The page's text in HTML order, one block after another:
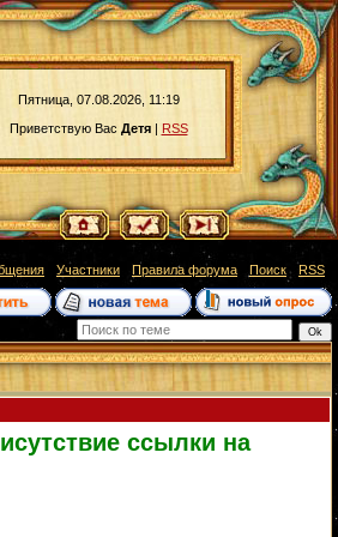
Пятница, 07.08.2026, 11:19
Приветствую Вас Детя| RSS
Участники Правила форума Поиск · RSS
ссылки на